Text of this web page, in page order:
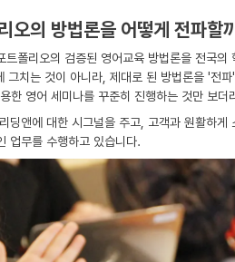
오의 방법론을 어떻게 전파할
트폴리오의 검증된 영어교육 방법론을 전국
그치는 것이 아니라, 제대로 된 방법론을 '전
한 영어 세미나를 꾸준히 진행하는 것만 보더
딩앤에 대한 시그널을 주고, 고객과 원활하
업무를 수행하고 있습니다.